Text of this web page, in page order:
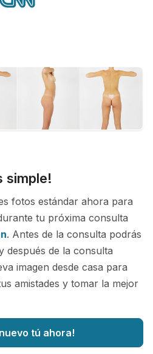
simple!
fotos estándar ahora para
tu próxima consulta
. Antes de la consulta podrás
después de la consulta
imagen desde casa para
amistades y tomar la mejor
tú ahora!